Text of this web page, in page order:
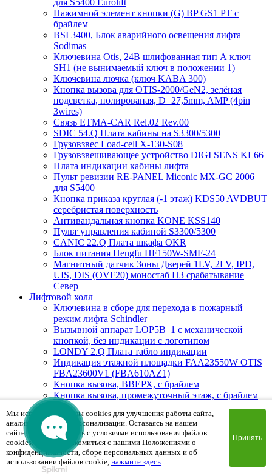
для S5400 Eurolift
Нажимной элемент кнопки (G) BP GS1 PT с
брайлем
BSI 3400, Блок аварийного освещения лифта
Sodimas
Ключевина Otis, 24В шлифованная тип А ключ
SH1 (не вынимаемый ключ в положении 1)
Ключевина лючка (ключ KABA 300)
Кнопка вызова для OTIS-2000/GeN2, зелёная
подсветка, полированая, D=27,5mm, AMP (4pin
3wires)
Связь ETMA-CAR Rel.02 Rev.00
SDIC 54.Q Плата кабины на S3300/5300
Грузовзвес Load-cell X-130-S08
Грузовзвешивающее устройство DIGI SENS KL66
Плата индикации кабины лифта
Пульт ревизии RE-PANEL Miconic MX-GC 2006
для S5400
Кнопка приказа круглая (-1 этаж) KDS50 AVDBUT
серебристая поверхность
Антивандальная кнопка KONE KSS140
Пульт управления кабиной S3300/5300
CANIC 22.Q Плата шкафа OKR
Блок питания Hengfu HF150W-SMF-24
Магнитный датчик Зоны Дверей 1LV, 2LV, IPD,
UIS, DIS (OVF20) моностаб НЗ срабатывание
Cевер
Лифтовой холл
Ключевина в сборе для перехода в пожарный
режим лифта Schindler
Вызывной аппарат LOP5B_1 с механической
кнопкой, без индикации с логотипом
LONDY 2.Q Плата табло индикации
Индикация этажной площадки FAA23550W OTIS
FBA23600V1 (FBA610AZ1)
Кнопка вызова, ВВЕРХ, с брайлем
Кнопка вызова, промежуточный этаж, с брайлем
DCL-244 Плата приказного аппарата
Вызывная панель LOP GS 100 P-2WSF
(промежуточный этаж), белый, накладной
BLINVHG 1.Q Плата табло индикации
DHL-270 Плата этажная
BIOAPRL 1.Q Плата индикиции, красный цвет на
Schindler 300AP
Мы используем файлы cookies для улучшения работы сайта,
анализа трафика и персонализации. Оставаясь на нашем
сайте, вы соглашаетесь с условиями использования файлов
cookies. Чтобы ознакомиться с нашими Положениями о
конфиденциальности, сборе персональных данных и об
использовании файлов cookie, нажмите здесь.
Принять